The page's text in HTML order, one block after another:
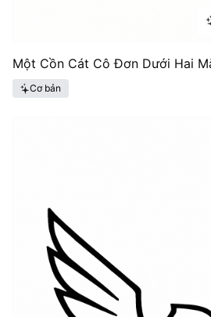
Một Cồn Cát Cô Đơn Dưới Hai
Cơ bản